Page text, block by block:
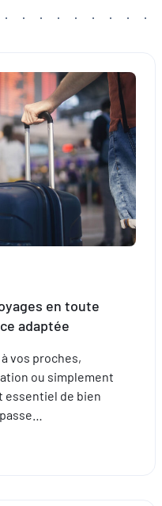
en toute
adaptée
vos proches,
ou simplement
essentiel de bien